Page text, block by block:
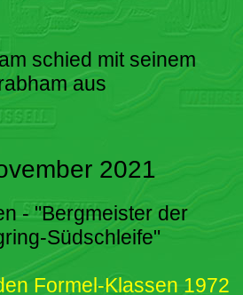
schied mit seinem
aus
2021
- "Bergmeister der
Südschleife"
Formel-Klassen 1972